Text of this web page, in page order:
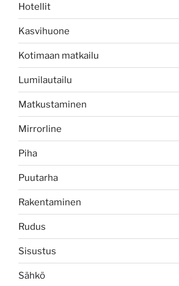
Hotellit
Kasvihuone
Kotimaan matkailu
Lumilautailu
Matkustaminen
Mirrorline
Piha
Puutarha
Rakentaminen
Rudus
Sisustus
Sähkö